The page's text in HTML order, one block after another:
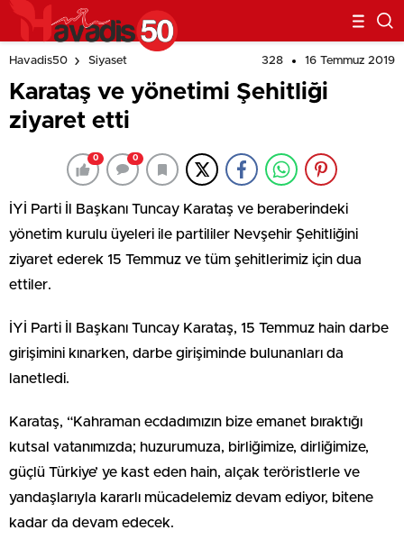
Havadis50 Siyaset 328 16 Temmuz 2019
Karataş ve yönetimi Şehitliği
ziyaret etti
0 0
İYİ Parti İl Başkanı Tuncay Karataş ve beraberindeki
yönetim kurulu üyeleri ile partililer Nevşehir Şehitliğini
ziyaret ederek 15 Temmuz ve tüm şehitlerimiz için dua
ettiler.
İYİ Parti İl Başkanı Tuncay Karataş, 15 Temmuz hain darbe
girişimini kınarken, darbe girişiminde bulunanları da
lanetledi.
Karataş, “Kahraman ecdadımızın bize emanet bıraktığı
kutsal vatanımızda; huzurumuza, birliğimize, dirliğimize,
güçlü Türkiye’ ye kast eden hain, alçak teröristlerle ve
yandaşlarıyla kararlı mücadelemiz devam ediyor, bitene
kadar da devam edecek.